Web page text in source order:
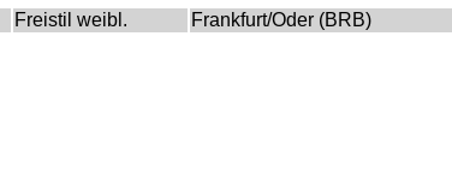
Freistil weibl. Frankfurt/Oder (BRB)